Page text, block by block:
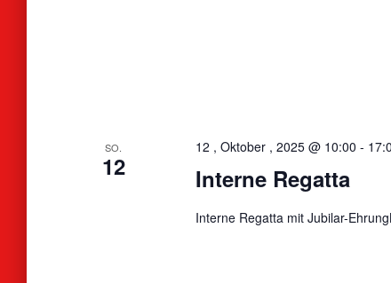
SO.
12 Interne Regatta
12 , Oktober , 2025 @ 10:00 -
Interne Regatta mit Jubilar-